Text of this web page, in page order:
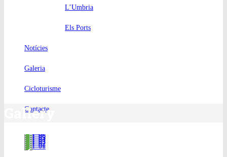
L’Umbria
Els Ports
Notícies
Galeria
Cicloturisme
Contacte
Gallery